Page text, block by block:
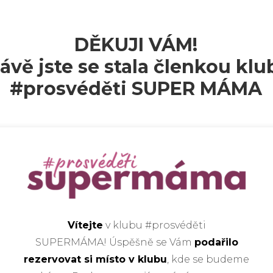
DĚKUJI VÁM!
jste se stala členkou
#prosvéděti SUPER MÁMA
Vítejte v klubu #prosvéděti
SUPERMÁMA! Úspěšně se Vám podařilo
rezervovat si místo v klubu, kde se budeme